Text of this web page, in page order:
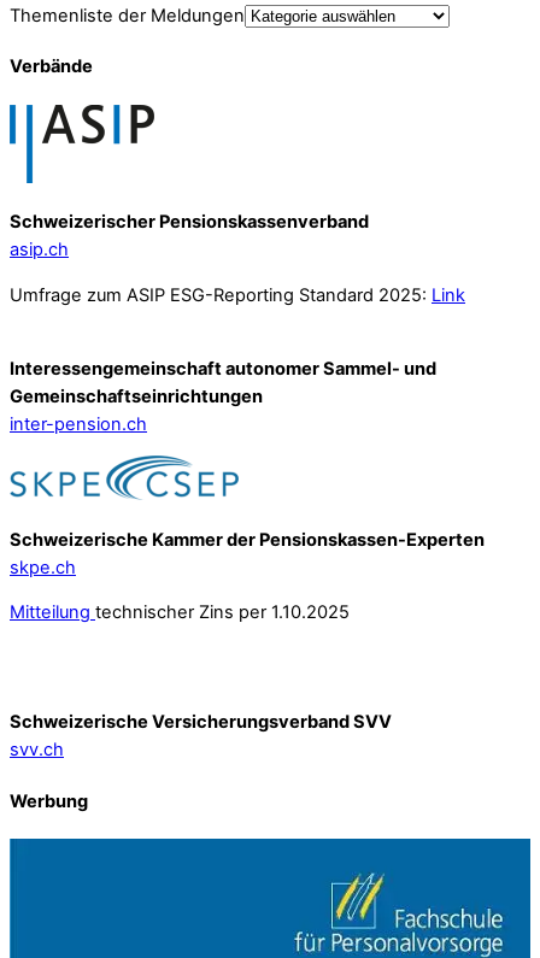
Themenliste der Meldungen
Verbände
Schweizerischer Pensionskassenverband
asip.ch
Umfrage zum ASIP ESG-Reporting Standard 2025: Link
Interessengemeinschaft autonomer Sammel- und
Gemeinschafts­einrichtungen
inter-pension.ch
Schweizerische Kammer der Pensionskassen-Experten
skpe.ch
Mitteilung technischer Zins per 1.10.2025
Schweizerische Versicherungsverband SVV
svv.ch
Werbung